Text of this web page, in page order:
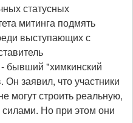
статусных
митинга подмять
выступающих с
бывший "химкинский
заявил, что участники
могут строить реальную,
Но при этом они